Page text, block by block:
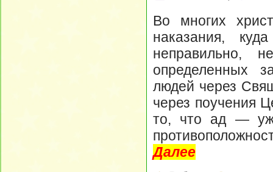
Во многих
наказания,
неправильно,
определенных
людей через
через поучения
то, что ад —
Далее